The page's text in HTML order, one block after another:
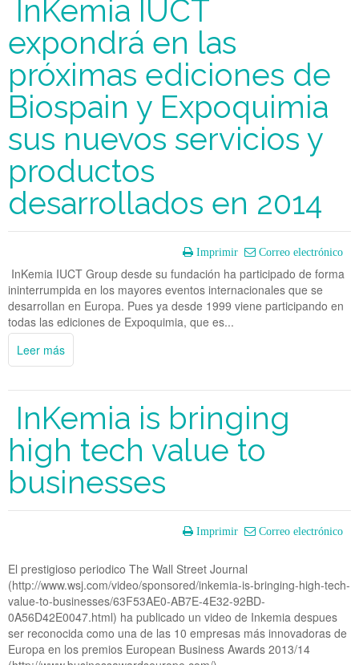
InKemia IUCT
expondrá en las
próximas ediciones de
Biospain y Expoquimia
sus nuevos servicios y
productos
desarrollados en 2014
Imprimir Correo electrónico
InKemia IUCT Group desde su fundación ha participado de forma
ininterrumpida en los mayores eventos internacionales que se
desarrollan en Europa. Pues ya desde 1999 viene participando en
todas las ediciones de Expoquimia, que es...
Leer más
InKemia is bringing
high tech value to
businesses
Imprimir Correo electrónico
El prestigioso periodico The Wall Street Journal
(http://www.wsj.com/video/sponsored/inkemia-is-bringing-high-tech-
value-to-businesses/63F53AE0-AB7E-4E32-92BD-
0A56D42E0047.html) ha publicado un video de Inkemia despues
ser reconocida como una de las 10 empresas más innovadoras de
Europa en los premios European Business Awards 2013/14